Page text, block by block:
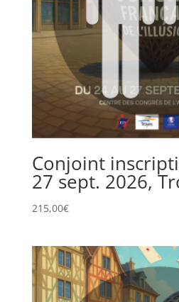
Conjoint
27 sept. 2026,
215,00€